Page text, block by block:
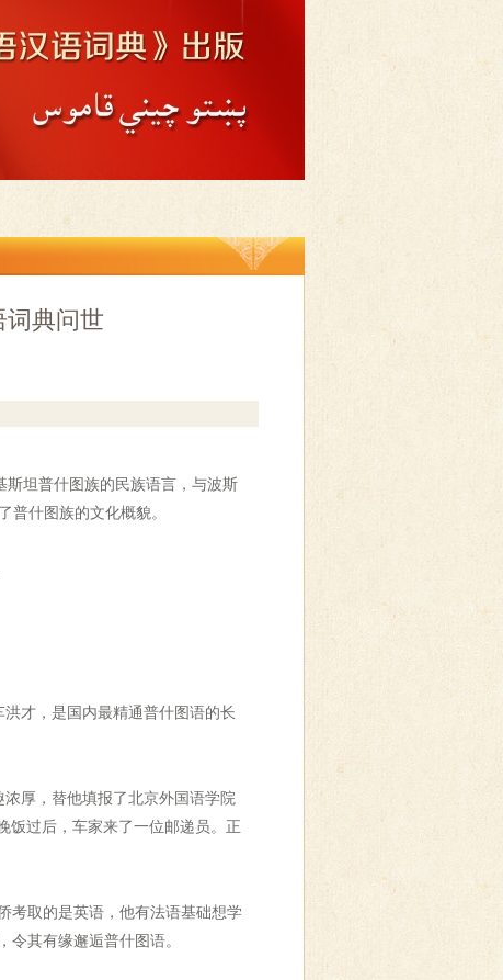
词典问世
斯坦普什图族的民族语言，与波斯
普什图族的文化概貌。
才，是国内最精通普什图语的长
厚，替他填报了北京外国语学院
饭过后，车家来了一位邮递员。正
取的是英语，他有法语基础想学
其有缘邂逅普什图语。